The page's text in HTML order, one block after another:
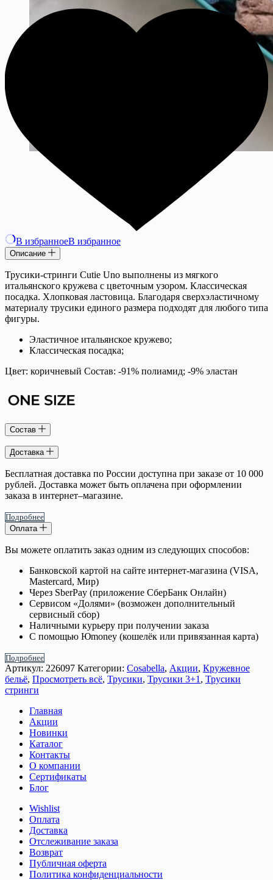
В избранноеВ избранное
Описание
Трусики-стринги Cutie Uno выполнены из мягкого
итальянского кружева с цветочным узором. Классическая
посадка. Хлопковая ластовица. Благодаря сверхэластичному
материалу трусики единого размера подходят для любого типа
фигуры.
Эластичное итальянское кружево;
Классическая посадка;
Цвет: коричневый Состав: -91% полиамид; -9% эластан
Состав
Доставка
Бесплатная доставка по России доступна при заказе от 10 000
рублей. Доставка может быть оплачена при оформлении
заказа в интернет–магазине.
Подробнее
Оплата
Вы можете оплатить заказ одним из следующих способов:
Банковской картой на сайте интернет-магазина (VISA,
Mastercard, Мир)
Через SberPay (приложение СберБанк Онлайн)
Сервисом «Долями» (возможен дополнительный
сервисный сбор)
Наличными курьеру при получении заказа
С помощью Юmoney (кошелёк или привязанная карта)
Подробнее
Артикул: 226097 Категории: Cosabella, Акции, Кружевное
бельё, Просмотреть всё, Трусики, Трусики 3+1 , Трусики
стринги
Главная
Акции
Новинки
Каталог
Контакты
О компании
Сертификаты
Блог
Wishlist
Оплата
Доставка
Отслеживание заказа
Возврат
Публичная оферта
Политика конфиденциальности